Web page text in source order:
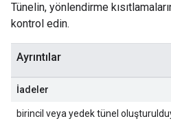
Tünelin, yönlendirme
kontrol edin.
Ayrıntılar
İadeler
birincil veya yedek tünel